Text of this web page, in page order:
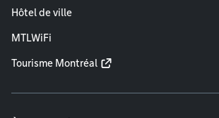
Hôtel de ville
MTLWiFi
Tourisme Montréal